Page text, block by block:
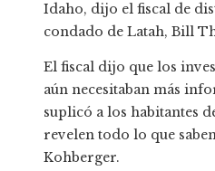
Idaho, dijo el fiscal de
condado de Latah, Bill
El fiscal dijo que los
aún necesitaban más
suplicó a los habitantes
revelen todo lo que
Kohberger.